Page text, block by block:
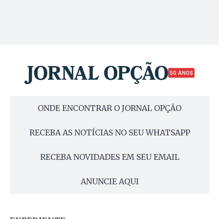
50 ANOS
ONDE ENCONTRAR O JORNAL OPÇÃO
RECEBA AS NOTÍCIAS NO SEU WHATSAPP
RECEBA NOVIDADES EM SEU EMAIL
ANUNCIE AQUI